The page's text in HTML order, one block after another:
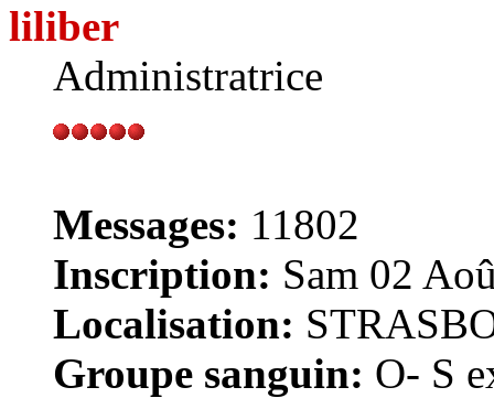
liliber
Administratrice
Messages: 11802
Inscription: Sam 02
Localisation:
Groupe sanguin: O- S